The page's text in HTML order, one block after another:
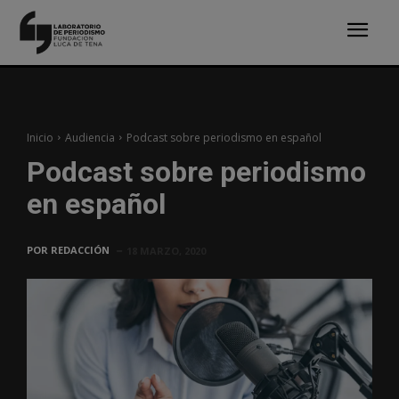
Inicio Audiencia Podcast sobre periodismo en español
Podcast sobre periodismo
en español
POR REDACCIÓN